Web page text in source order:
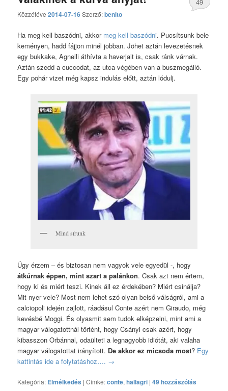
Közzétéve2014-07-16Szerző:benito
49
Ha meg kell baszódni, akkor meg kell baszódni. Pucsítsunk bele
keményen, hadd fájjon minél jobban. Jöhet aztán levezetésnek
egy bukkake, Agnelli áthívta a haverjait is, csak ránk várnak.
Aztán szedd a cuccodat, az utca végében van a buszmegálló.
Egy pohár vizet még kapsz indulás előtt, aztán lódulj.
Mind sírunk
Úgy érzem – és biztosan nem vagyok vele egyedül -, hogy
átkúrnak éppen, mint szart a palánkon. Csak azt nem értem,
hogy ki és miért teszi. Kinek áll ez érdekében? Miért csinálja?
Mit nyer vele? Most nem lehet szó olyan belső válságról, ami a
calciopoli idején zajlott, ráadásul Conte azért nem Giraudo, még
kevésbé Moggi. És olyasmit sem tudok elképzelni, mint ami a
magyar válogatottnál történt, hogy Csányi csak azért, hogy
kibasszon Orbánnal, odaülteti a legnagyobb idiótát, aki valaha
magyar válogatottat irányított. De akkor ez micsoda most? Egy
kattintás ide a folytatáshoz…. →
Kategória: Elmélkedés |Címke:conte,hallagri |49 hozzászólás